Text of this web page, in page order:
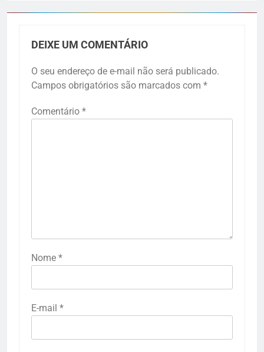
DEIXE UM COMENTÁRIO
O seu endereço de e-mail não será publicado.
Campos obrigatórios são marcados com *
Comentário *
Nome *
E-mail *